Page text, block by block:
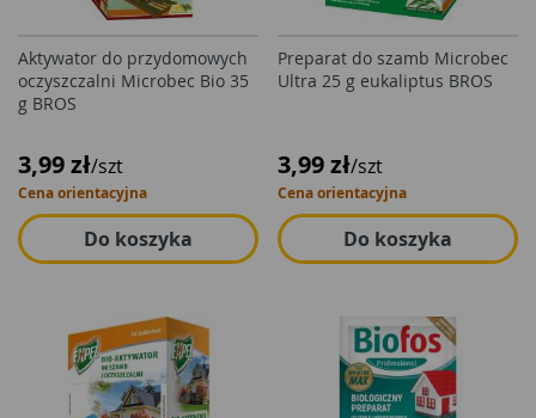
Aktywator do przydomowych
oczyszczalni Microbec Bio 35
g BROS
3,99 zł/szt
Cena orientacyjna
Do koszyka
Preparat do szamb Microbec
Ultra 25 g eukaliptus BROS
3,99 zł/szt
Cena orientacyjna
Do koszyka